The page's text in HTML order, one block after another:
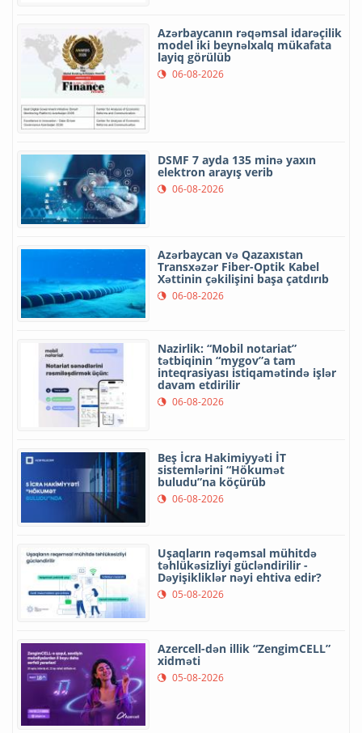
Azərbaycanın rəqəmsal idarəçilik
model iki beynəlxalq mükafata
layiq görülüb
06-08-2026
DSMF 7 ayda 135 minə yaxın
elektron arayış verib
06-08-2026
Azərbaycan və Qazaxıstan
Transxəzər Fiber-Optik Kabel
Xəttinin çəkilişini başa çatdırıb
06-08-2026
Nazirlik: “Mobil notariat”
tətbiqinin “mygov”a tam
inteqrasiyası istiqamətində işlər
davam etdirilir
06-08-2026
Beş İcra Hakimiyyəti İT
sistemlərini “Hökumət
buludu”na köçürüb
06-08-2026
Uşaqların rəqəmsal mühitdə
təhlükəsizliyi gücləndirilir -
Dəyişikliklər nəyi ehtiva edir?
05-08-2026
Azercell-dən illik “ZengimCELL”
xidməti
05-08-2026